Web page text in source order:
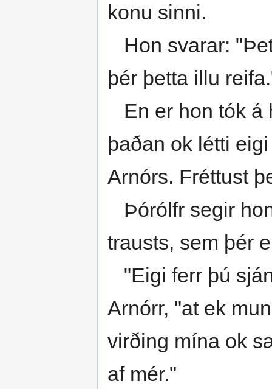
konu sinni.
Hon svarar:
þér þetta illu
En er hon tók á
þaðan ok létti
Arnórs. Fréttust
Þórólfr segir
trausts, sem þér
"Eigi ferr þú
Arnórr, "at ek
virðing mína ok
af mér."